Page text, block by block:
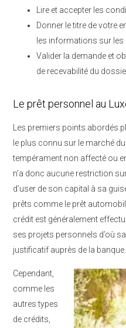
Lire et accepter les
Donner le titre de votre
les informations sur les
Valider la demande et
de recevabilité du
Le prêt personnel au
Les premiers points abordés
le plus connu sur le marché
tempérament non affecté ou
n’a donc aucune restriction
d’user de son capital à sa
prêts comme le prêt
crédit est généralement
ses projets personnels d’où
justificatif auprès de la banque.
Cependant,
comme les
autres types
de crédits,